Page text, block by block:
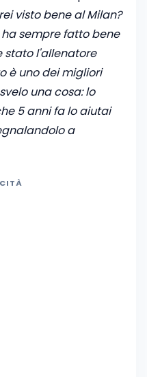
visto bene al Milan?
ha sempre fatto bene
stato l'allenatore
è uno dei migliori
una cosa: lo
5 anni fa lo aiutai
a